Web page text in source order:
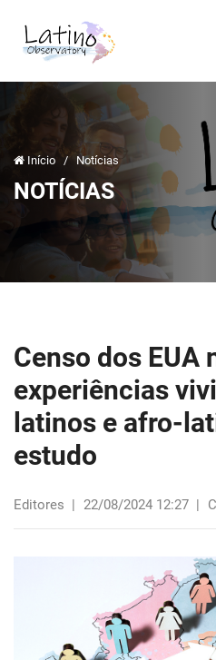
Início / Notícias
NOTÍCIAS
Censo dos EUA
experiências
latinos e afro-
estudo
Editores | 22/08/2024 12:27 |